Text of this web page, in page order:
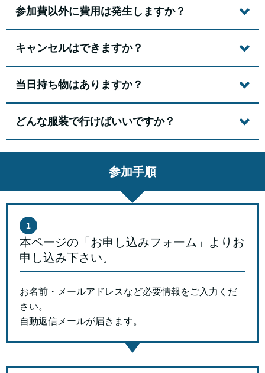
参加費以外に費用は発生しますか？
キャンセルはできますか？
当日持ち物はありますか？
どんな服装で行けばいいですか？
参加手順
1
本ページの「お申し込みフォーム」よりお
申し込み下さい。
お名前・メールアドレスなど必要情報をご入力くだ
さい。
自動返信メールが届きます。